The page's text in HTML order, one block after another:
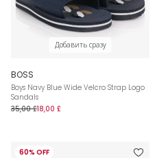
Добавить сразу
BOSS
Boys Navy Blue Wide Velcro Strap Logo
Sandals
35,00 £18,00 £
60% OFF